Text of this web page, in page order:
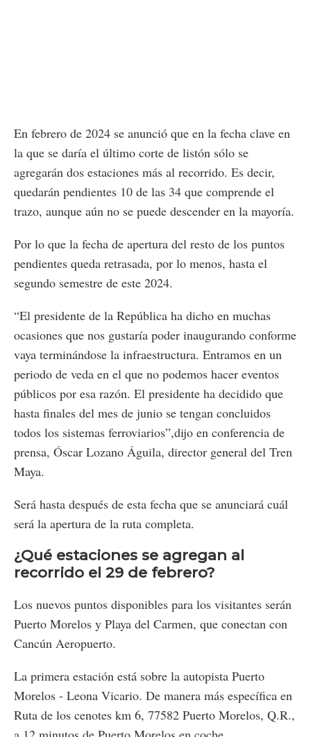
En febrero de 2024 se anunció que en la fecha clave en
la que se daría el último corte de listón sólo se
agregarán dos estaciones más al recorrido. Es decir,
quedarán pendientes 10 de las 34 que comprende el
trazo, aunque aún no se puede descender en la mayoría.
Por lo que la fecha de apertura del resto de los puntos
pendientes queda retrasada, por lo menos, hasta el
segundo semestre de este 2024.
“El presidente de la República ha dicho en muchas
ocasiones que nos gustaría poder inaugurando conforme
vaya terminándose la infraestructura. Entramos en un
periodo de veda en el que no podemos hacer eventos
públicos por esa razón. El presidente ha decidido que
hasta finales del mes de junio se tengan concluidos
todos los sistemas ferroviarios”,dijo en conferencia de
prensa, Óscar Lozano Águila, director general del Tren
Maya.
Será hasta después de esta fecha que se anunciará cuál
será la apertura de la ruta completa.
¿Qué estaciones se agregan al
recorrido el 29 de febrero?
Los nuevos puntos disponibles para los visitantes serán
Puerto Morelos y Playa del Carmen, que conectan con
Cancún Aeropuerto.
La primera estación está sobre la autopista Puerto
Morelos - Leona Vicario. De manera más específica en
Ruta de los cenotes km 6, 77582 Puerto Morelos, Q.R.,